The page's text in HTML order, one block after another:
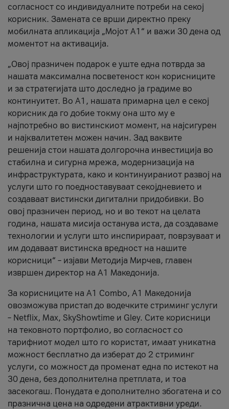
согласност со индивидуалните потреби на секој
корисник. Замената се врши директно преку
мобилната апликација „Мојот А1“ и важи 30 дена од
моментот на активација.
„Овој празничен подарок е уште една потврда за
нашата максимална посветеност кон корисниците
и за стратегијата што доследно ја градиме во
континуитет. Во А1, нашата примарна цел е секој
корисник да го добие токму она што му е
најпотребно во вистинскиот момент, на најсигурен
и најквалитетен можен начин. Зад ваквите
решенија стои нашата долгорочна инвестиција во
стабилна и сигурна мрежа, модернизација на
инфраструктурата, како и континуираниот развој на
услуги што го поедноставуваат секојдневието и
создаваат вистински дигитални придобивки. Во
овој празничен период, но и во текот на целата
година, нашата мисија останува иста, да создаваме
технологии и услуги што инспирираат, поврзуваат и
им додаваат вистинска вредност на нашите
корисници“ – изјави Методија Мирчев, главен
извршен директор на А1 Македонија.
За корисниците на A1 Combo, А1 Македонија
овозможува пристап до водечките стриминг услуги
– Netflix, Max, SkyShowtime и Gley. Сите корисници
на тековното портфолио, во согласност со
тарифниот модел што го користат, имаат уникатна
можност бесплатно да изберат до 2 стриминг
услуги, со можност да променат една по истекот на
30 дена, без дополнителна претплата, и тоа
засекогаш. Понудата е дополнително збогатена и со
празнична цена на одредени атрактивни уреди.